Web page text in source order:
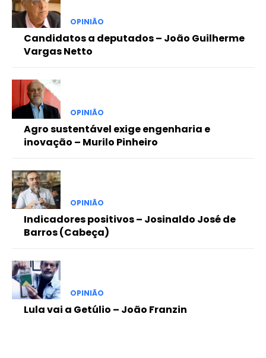
OPINIÃO
Candidatos a deputados – João Guilherme
Vargas Netto
OPINIÃO
Agro sustentável exige engenharia e
inovação – Murilo Pinheiro
OPINIÃO
Indicadores positivos – Josinaldo José de
Barros (Cabeça)
OPINIÃO
Lula vai a Getúlio – João Franzin